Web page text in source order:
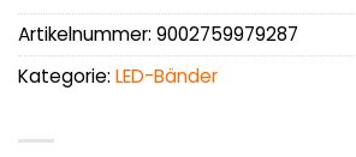
Artikelnummer: 9002759979287
Kategorie: LED-Bänder